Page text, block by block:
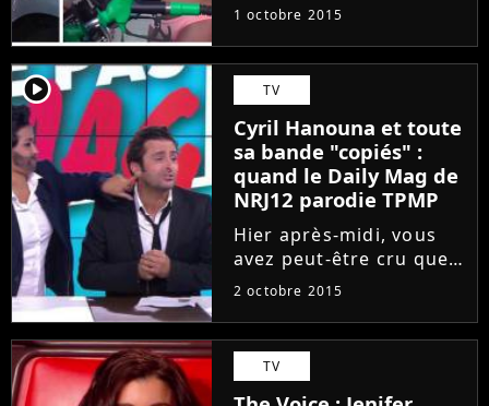
buzz samedi dernier.
midi, elle a proposé de
servir gratuitement
tous les clients qui
viendraient en maillot
de...
1 octobre 2015
player2 TV
Cyril Hanouna et toute
sa bande "copiés" :
quand le Daily Mag de
NRJ12 parodie TPMP
Hier après-midi, vous
avez peut-être cru que
vous vous étiez trompés
regarder le Daily Mag.
Car à la place de Karima
Charni, Benoît Dubois et
2 octobre 2015
TV